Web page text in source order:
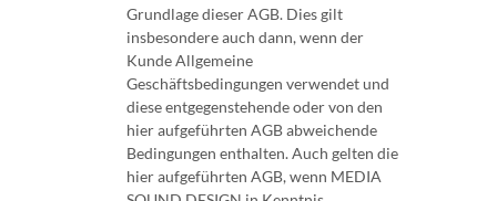
Grundlage dieser AGB. Dies gilt
insbesondere auch dann, wenn der
Kunde Allgemeine
Geschäftsbedingungen verwendet und
diese entgegenstehende oder von den
hier aufgeführten AGB abweichende
Bedingungen enthalten. Auch gelten die
hier aufgeführten AGB, wenn MEDIA